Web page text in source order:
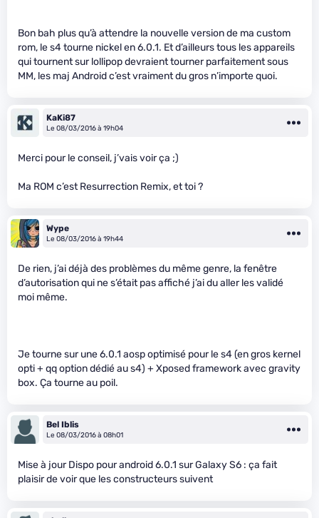
Bon bah plus qu’à attendre la nouvelle version de ma custom
rom, le s4 tourne nickel en 6.0.1. Et d’ailleurs tous les appareils
qui tournent sur lollipop devraient tourner parfaitement sous
MM, les maj Android c’est vraiment du gros n’importe quoi.
KaKi87
Le 08/03/2016 à 19h04
Merci pour le conseil, j’vais voir ça ;)
Ma ROM c’est Resurrection Remix, et toi ?
Wype
Le 08/03/2016 à 19h44
De rien, j’ai déjà des problèmes du même genre, la fenêtre
d’autorisation qui ne s’était pas affiché j’ai du aller les validé
moi même.
Je tourne sur une 6.0.1 aosp optimisé pour le s4 (en gros kernel
opti + qq option dédié au s4) + Xposed framework avec gravity
box. Ça tourne au poil.
Bel Iblis
Le 08/03/2016 à 08h01
Mise à jour Dispo pour android 6.0.1 sur Galaxy S6 : ça fait
plaisir de voir que les constructeurs suivent